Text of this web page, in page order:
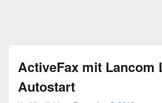
ActiveFax mit Lancom
Autostart